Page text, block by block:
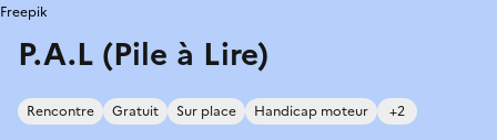
P.A.L (Pile à Lire)
Rencontre Gratuit Sur place Handicap moteur +2
Freepik